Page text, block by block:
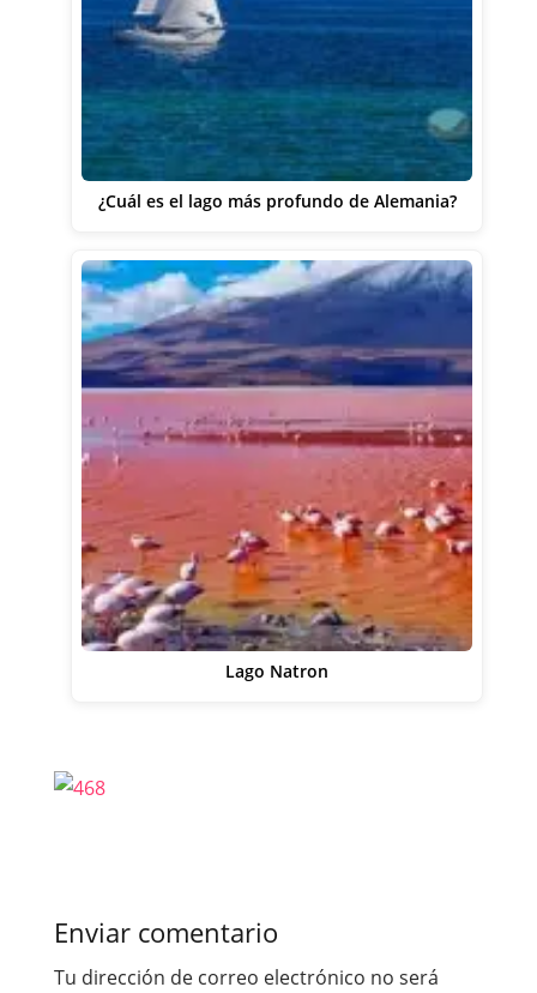
¿Cuál es el lago más profundo de Alemania?
Lago Natron
Enviar comentario
Tu dirección de correo electrónico no será